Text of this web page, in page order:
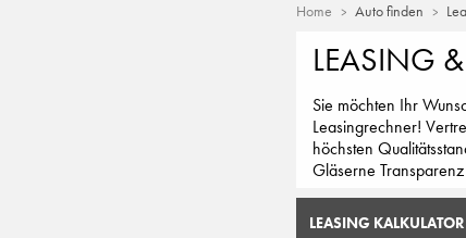
Home Auto finden
LEASING
Sie möchten Ihr
Leasingrechner!
höchsten
Gläserne
LEASING KALKULATOR